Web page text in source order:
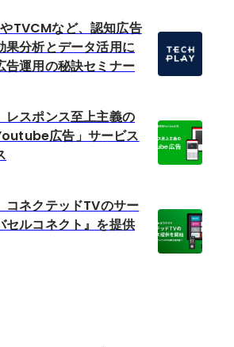
TVCMなど、認知広告
果分析とデータ活用に
告運用の秘訣セミナー
レスポンス至上主義の
広告」サービス
コネクテッドTVのサー
セルコネクト』を提供